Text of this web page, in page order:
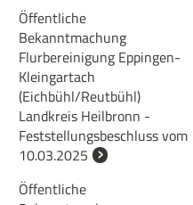
Öffentliche
Bekanntmachung
Flurbereinigung Eppingen-
Kleingartach
(Eichbühl/Reutbühl)
Landkreis Heilbronn -
Feststellungsbeschluss vom
10.03.2025
Öffentliche